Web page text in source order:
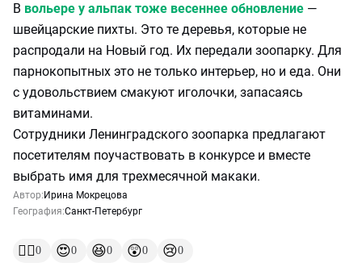
В вольере у альпак тоже весеннее обновление —
швейцарские пихты. Это те деревья, которые не
распродали на Новый год. Их передали зоопарку. Для
парнокопытных это не только интерьер, но и еда. Они
с удовольствием смакуют иголочки, запасаясь
витаминами.
Сотрудники Ленинградского зоопарка предлагают
посетителям поучаствовать в конкурсе и вместе
выбрать имя для трехмесячной макаки.
Автор: Ирина Мокрецова
География:Санкт-Петербург
👍🏻0 😍0 😆0 😲0 😢0